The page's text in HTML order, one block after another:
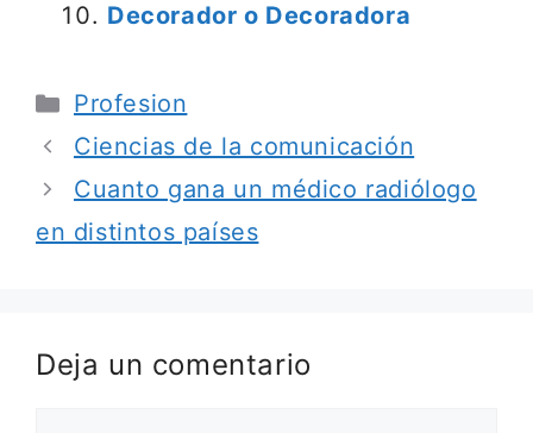
Decorador o Decoradora
Categorías
Profesion
Ciencias de la comunicación
Cuanto gana un médico radiólogo
en distintos países
Deja un comentario